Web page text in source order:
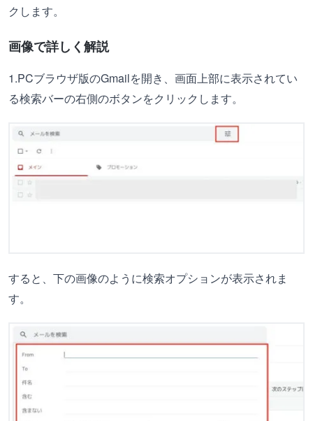
クします。
画像で詳しく解説
1.PCブラウザ版のGmailを開き、画面上部に表示されてい
る検索バーの右側のボタンをクリックします。
すると、下の画像のように検索オプションが表示されま
す。